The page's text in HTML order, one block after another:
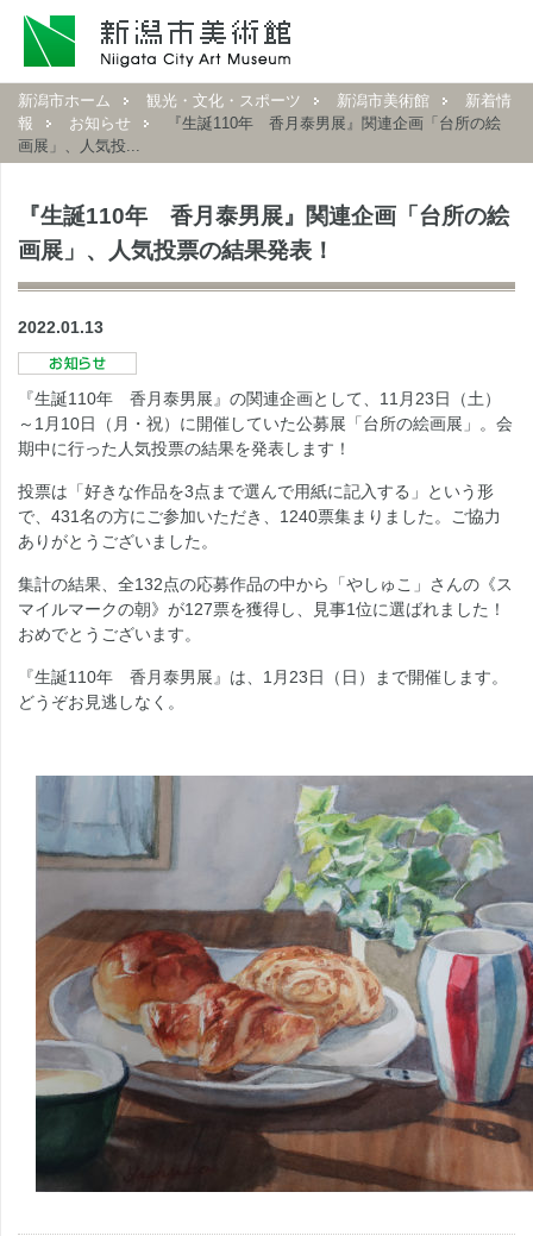
新潟市ホーム 観光・文化・スポーツ 新潟市美術館
新着情
報
お知らせ
『生誕110年 香月泰男展』関連企画「台所の絵
画展」、人気投...
『生誕110年 香月泰男展』関連企画「台所の絵
画展」、人気投票の結果発表！
2022.01.13
『生誕110年 香月泰男展』の関連企画として、11月23日（土）
～1月10日（月・祝）に開催していた公募展「台所の絵画展」。会
期中に行った人気投票の結果を発表します！
投票は「好きな作品を3点まで選んで用紙に記入する」という形
で、431名の方にご参加いただき、1240票集まりました。ご協力
ありがとうございました。
集計の結果、全132点の応募作品の中から「やしゅこ」さんの《ス
マイルマークの朝》が127票を獲得し、見事1位に選ばれました！
おめでとうございます。
『生誕110年 香月泰男展』は、1月23日（日）まで開催します。
どうぞお見逃しなく。